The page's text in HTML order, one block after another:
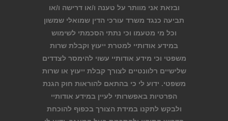
ובזאת אני מוותר על טענה ו/או דרישה ו/או
תביעה כנגד משרד עורכי הדין שמואלי שמשון
וכל מי מטעמו וכי נתתי הסכמתי לשימוש
במידע אודותיי למטרת ייעוץ וקבלת שרות
משפטי וכי מידע אודותיי עשוי להימסר לצדדים
שלישיים רלוונטיים לצורך קבלת ייעוץ או שרות
משפטי. ידוע לי כי בהתאם להוראות חוק הגנת
הפרטיות באפשרותי לעיין במידע אודותיי
ולבקש לתקנו במידת הצורך בכפוף להוכחת